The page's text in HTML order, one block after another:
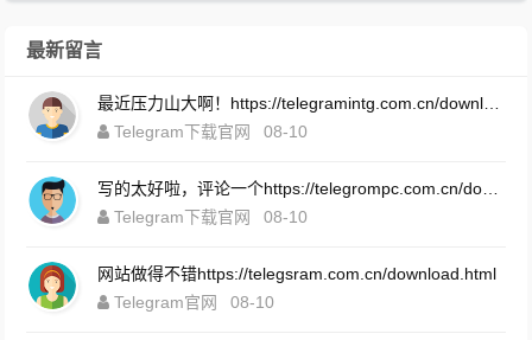
最新留言
最近压力山大啊！https://telegramintg.com.cn/download.html
Telegram下载官网
08-10
写的太好啦，评论一个https://telegrompc.com.cn/download.html
Telegram下载官网
08-10
网站做得不错https://telegsram.com.cn/download.html
Telegram官网
08-10